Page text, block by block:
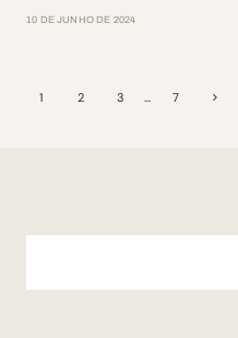
10 DE JUNHO DE 2024
Page
1 2 3 7
Next